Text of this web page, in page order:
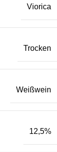
Viorica
Trocken
Weißwein
12,5%